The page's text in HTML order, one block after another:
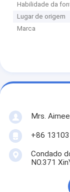
Habilidade da
Lugar de origem
Marca
Mrs. Aimee
+86
Condado
NO.371